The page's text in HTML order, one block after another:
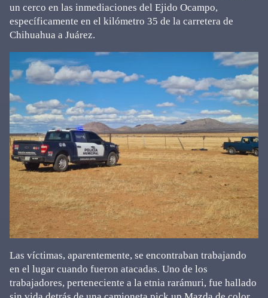
un cerco en las inmediaciones del Ejido Ocampo,
específicamente en el kilómetro 35 de la carretera de
Chihuahua a Juárez.
Las víctimas, aparentemente, se encontraban trabajando
en el lugar cuando fueron atacadas. Uno de los
trabajadores, perteneciente a la etnia rarámuri, fue hallado